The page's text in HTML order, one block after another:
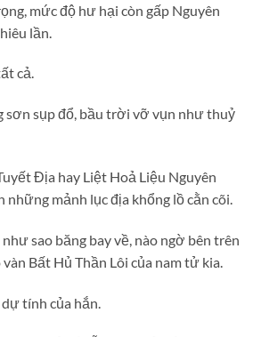
mức độ hư hại còn gấp Nguyên
lần.
cả.
sơn sụp đổ, bầu trời vỡ vụn như thuỷ
Địa hay Liệt Hoả Liệu Nguyên
những mảnh lục địa khổng lồ cằn cõi.
sao băng bay về, nào ngờ bên trên
Bất Hủ Thần Lôi của nam tử kia.
tính của hắn.